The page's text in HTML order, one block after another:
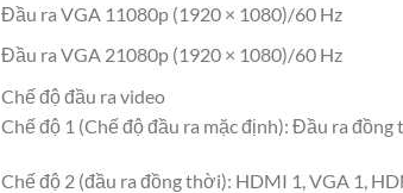
Đầu ra VGA 1 1080p (1920 × 1080)/60 Hz
Đầu ra VGA 21080p (1920 × 1080)/60 Hz
Chế độ đầu ra video
Chế độ 1 (Chế độ đầu ra mặc định): Đầu ra
Chế độ 2 (đầu ra đồng thời): HDMI 1, VGA 1,